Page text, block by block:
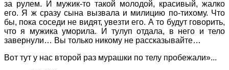
за рулем. И мужик-то такой молодой, красивый, жалко
его. Я ж сразу сына вызвала и милицию по-тихому. Что
бы, пока соседи не видят, увезти его. А то будут говорить,
что я мужика уморила. И тулуп отдала, в него и тело
завернули… Вы только никому не рассказывайте…
Вот тут у нас второй раз мурашки по телу пробежали»...